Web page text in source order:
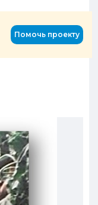
Помочь проекту